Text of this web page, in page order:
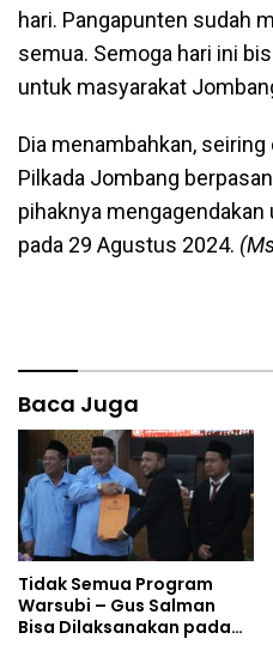
hari. Pangapunten sudah
semua. Semoga hari ini
untuk masyarakat
Dia menambahkan,
Pilkada Jombang
pihaknya
pada 29 Agustus 2024.
Baca Juga
Tidak Semua Program
Warsubi – Gus Salman
Bisa Dilaksanakan pada